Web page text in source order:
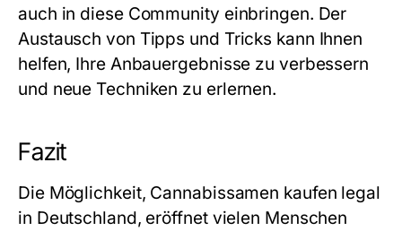
auch in diese Community einbringen. Der
Austausch von Tipps und Tricks kann Ihnen
helfen, Ihre Anbauergebnisse zu verbessern
und neue Techniken zu erlernen.
Fazit
Die Möglichkeit, Cannabissamen kaufen legal
in Deutschland, eröffnet vielen Menschen